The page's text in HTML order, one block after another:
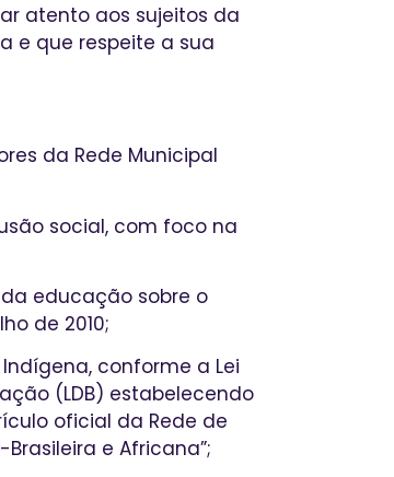
atento aos sujeitos da
e que respeite a sua
da Rede Municipal
social, com foco na
educação sobre o
de 2010;
conforme a Lei
(LDB) estabelecendo
oficial da Rede de
e Africana”;